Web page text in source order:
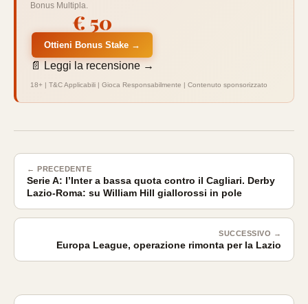
Bonus Multipla.
€ 50
Ottieni Bonus Stake →
📄 Leggi la recensione →
18+ | T&C Applicabili | Gioca Responsabilmente | Contenuto sponsorizzato
← PRECEDENTE
Serie A: l’Inter a bassa quota contro il Cagliari. Derby
Lazio-Roma: su William Hill giallorossi in pole
SUCCESSIVO →
Europa League, operazione rimonta per la Lazio